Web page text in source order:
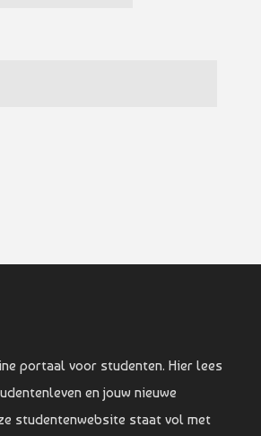
portaal voor studenten. Hier lees
en jouw nieuwe
studentenwebsite staat vol met